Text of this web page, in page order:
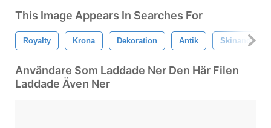
This Image Appears In Searches For
Royalty Krona Dekoration Antik Skinande
Användare Som Laddade Ner Den Här Filen
Laddade Även Ner